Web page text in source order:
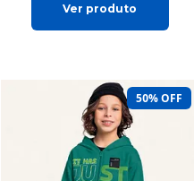
Ver produto
50% OFF